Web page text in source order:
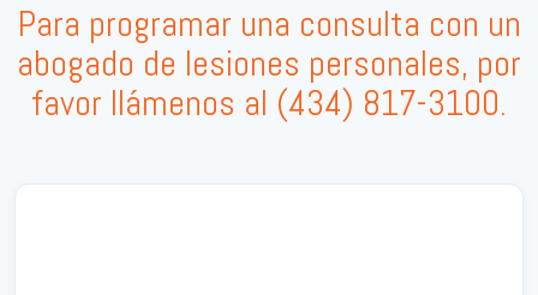
Para programar una consulta con un
abogado de lesiones personales, por
favor llámenos al (434) 817-3100.